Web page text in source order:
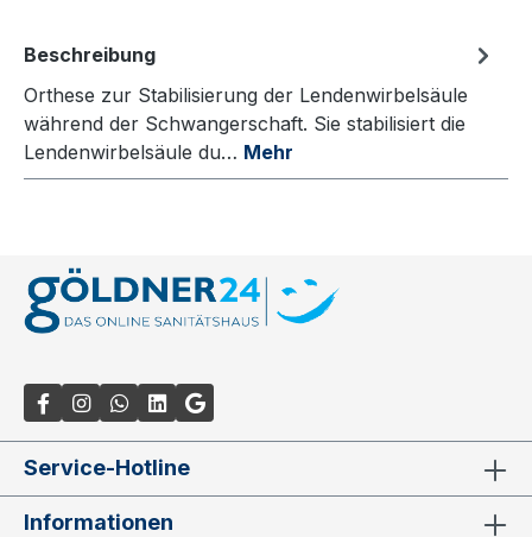
Beschreibung
Orthese zur Stabilisierung der Lendenwirbelsäule
während der Schwangerschaft. Sie stabilisiert die
Lendenwirbelsäule du… Mehr
Service-Hotline
Informationen